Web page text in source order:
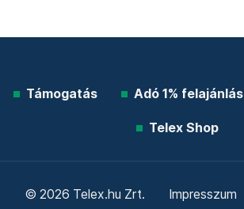
Támogatás Adó 1% felajánlás
Telex Shop
© 2026 Telex.hu Zrt. Impresszum